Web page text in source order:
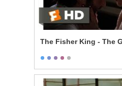
The Fisher King - The